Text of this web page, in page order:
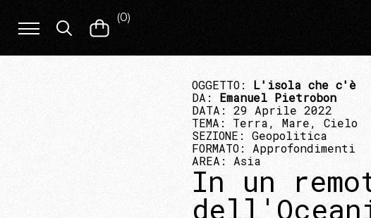
(0)
OGGETTO: L'isola che c'è
DA: Emanuel Pietrobon
DATA: 29 Aprile 2022
TEMA: Terra, Mare, Cielo
SEZIONE: Geopolitica
FORMATO: Approfondimenti
AREA: Asia
In un